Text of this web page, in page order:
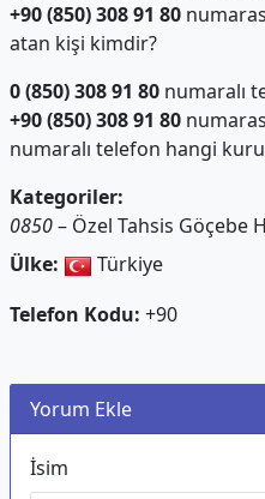
+90 (850) 308 91 80
atan kişi kimdir?
0 (850) 308 91 80numaralı
+90 (850) 308 91 80
numaralı telefon hangi
Kategoriler:
0850– Özel Tahsis Göçebe
Ülke:
Türkiye
Telefon Kodu: +90
Yorum Ekle
İsim